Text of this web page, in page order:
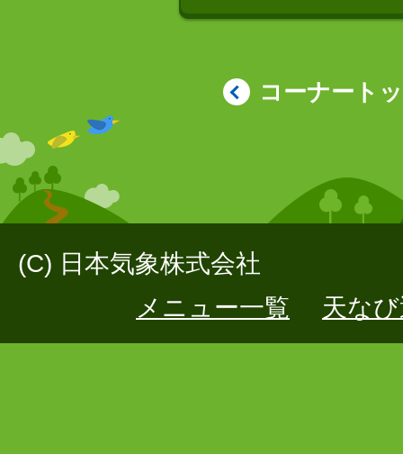
コーナート
(C) 日本気象株式会社
メニュー一覧
天な